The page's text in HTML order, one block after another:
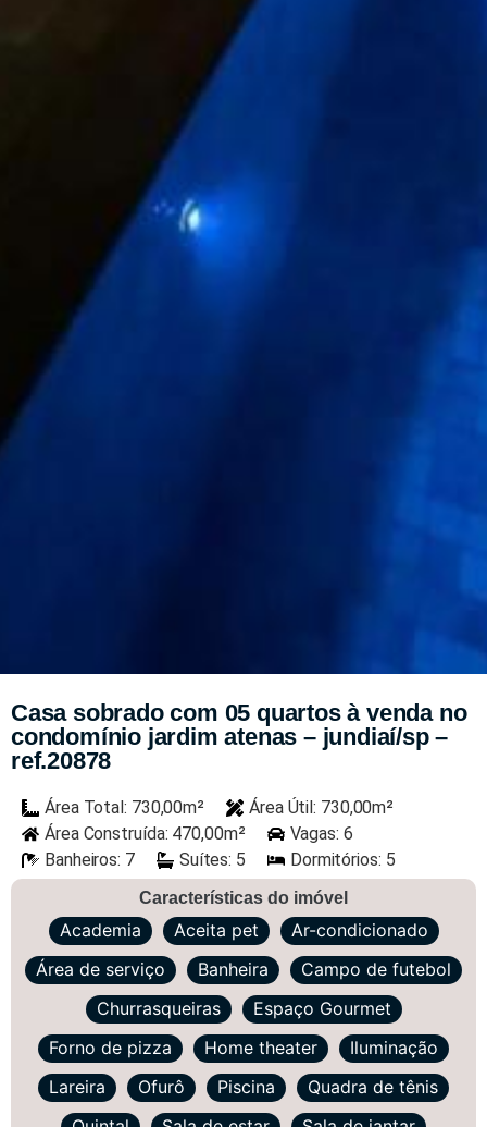
Casa sobrado com 05 quartos à venda no
condomínio jardim atenas – jundiaí/sp –
ref.20878
Área Total: 730,00m²
Área Útil: 730,00m²
Área Construída: 470,00m²
Vagas: 6
Banheiros: 7
Suítes: 5 Dormitórios: 5
Características do imóvel
Academia Aceita pet
Ar-condicionado
Área de serviço
Banheira
Campo de futebol
Churrasqueiras
Espaço Gourmet
Forno de pizza
Home theater
Iluminação
Lareira
Ofurô Piscina
Quadra de tênis